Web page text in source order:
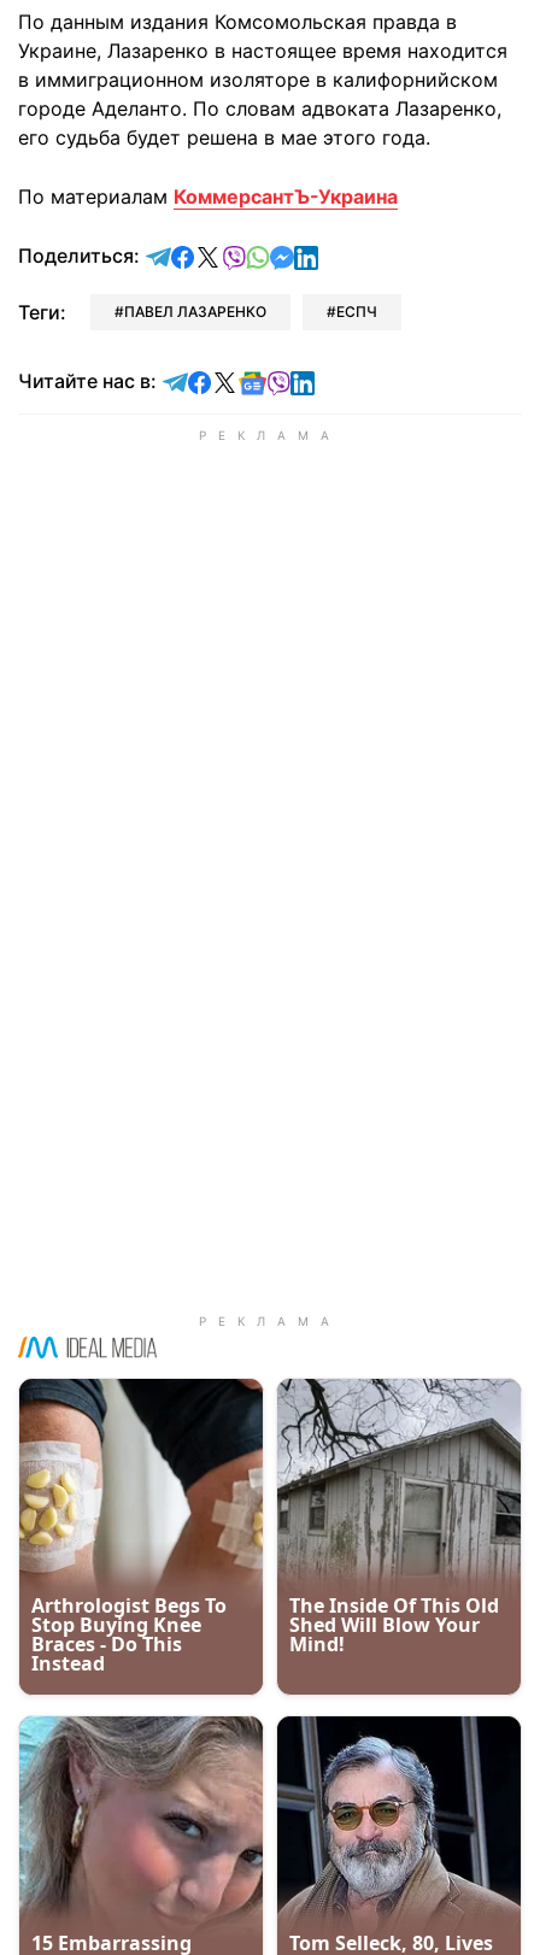
По данным издания Комсомольская правда в
Украине, Лазаренко в настоящее время находится
в иммиграционном изоляторе в калифорнийском
городе Аделанто. По словам адвоката Лазаренко,
его судьба будет решена в мае этого года.
По материалам КоммерсантЪ-Украина
Поделиться: отправить в Telegram
поделиться в Facebook
поделиться в X
отправить в Viber
отправить в Whatsapp
отправить в Messenger
отправить в LinkedIn
Теги: ПАВЕЛ ЛАЗАРЕНКО ЕСПЧ
Читайте нас в: Читайте в Telegram
Читайте в Facebook
Читайте в X
Читайте в Google news
Читайте в Viber
Читайте в LinkedIn